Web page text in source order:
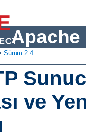
Apache
Sürüm 2.4
ve